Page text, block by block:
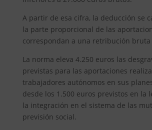
A partir de esa cifra, la deducción se
la parte proporcional de las
correspondan a una retribución bruta
La norma eleva 4.250 euros las
previstas para las aportaciones
trabajadores autónomos en sus
desde los 1.500 euros previstos en la
la integración en el sistema de las
previsión social.